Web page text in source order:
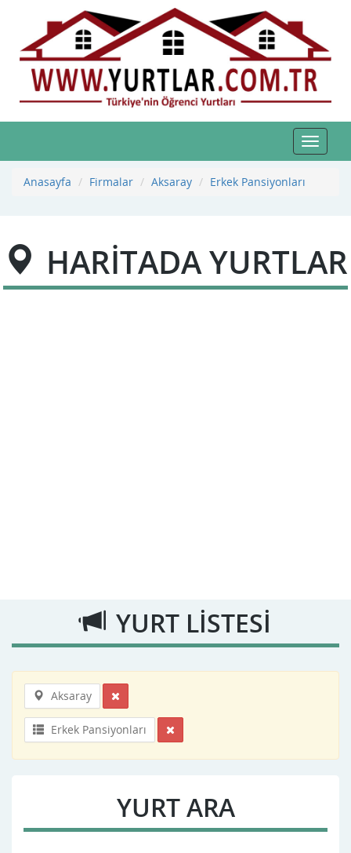
Toggle
Anasayfa
Firmalar Aksaray Erkek Pansiyonları
HARİTADA YURTLAR
YURT LİSTESİ
Aksaray
Erkek Pansiyonları
YURT ARA